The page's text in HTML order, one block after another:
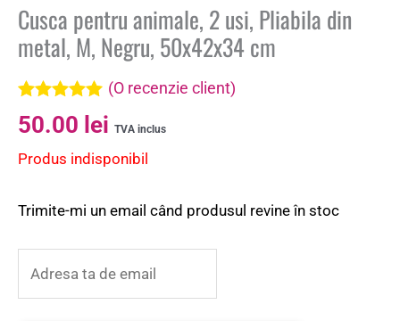
Cusca pentru animale, 2 usi, Pliabila din
metal, M, Negru, 50x42x34 cm
Evaluat la
5.00din 5 pe
singure
(O recenzie client)
50.00 lei TVA inclus
Produs indisponibil
Trimite-mi un email când produsul revine în stoc